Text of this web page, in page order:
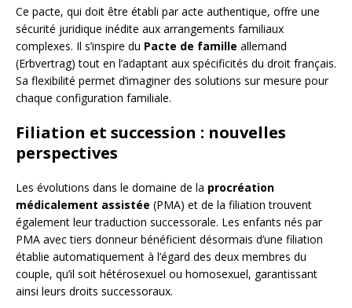
Ce pacte, qui doit être établi par acte authentique, offre une
sécurité juridique inédite aux arrangements familiaux
complexes. Il s’inspire du Pacte de famille allemand
(Erbvertrag) tout en l’adaptant aux spécificités du droit français.
Sa flexibilité permet d’imaginer des solutions sur mesure pour
chaque configuration familiale.
Filiation et succession : nouvelles
perspectives
Les évolutions dans le domaine de la procréation
médicalement assistée (PMA) et de la filiation trouvent
également leur traduction successorale. Les enfants nés par
PMA avec tiers donneur bénéficient désormais d’une filiation
établie automatiquement à l’égard des deux membres du
couple, qu’il soit hétérosexuel ou homosexuel, garantissant
ainsi leurs droits successoraux.